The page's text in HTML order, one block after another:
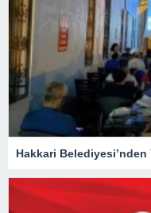
Hakkari Belediyesi’nden